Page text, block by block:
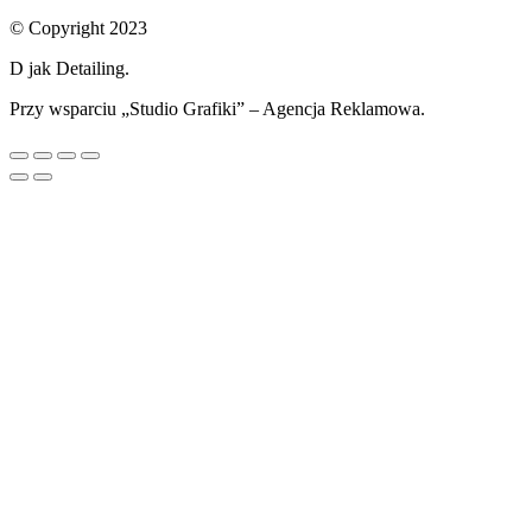
© Copyright 2023
D jak Detailing.
Przy wsparciu „Studio Grafiki” – Agencja Reklamowa.